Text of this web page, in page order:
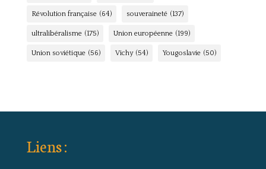
Révolution française (64) souveraineté (137)
ultralibéralisme (175) Union européenne (199)
Union soviétique (56) Vichy (54) Yougoslavie (50)
Liens :